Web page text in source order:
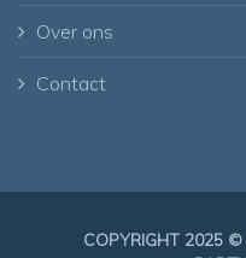
Over ons
Contact
COPYRIGHT 2025 ©